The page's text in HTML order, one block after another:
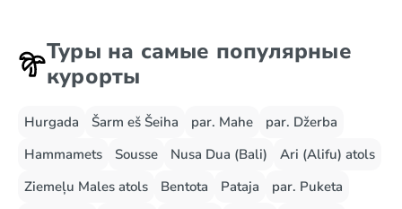
Туры на самые популярные
курорты
Hurgada Šarm eš Šeiha par. Mahe
par. Džerba
Hammamets
Sousse Nusa Dua (Bali)
Ari (Alifu) atols
Ziemeļu Males atols
Bentota Pataja
par. Puketa